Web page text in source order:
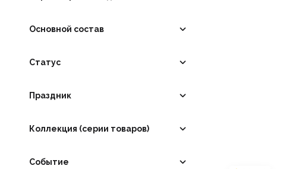
Основной состав
Статус
Праздник
Коллекция (серии товаров)
Событие